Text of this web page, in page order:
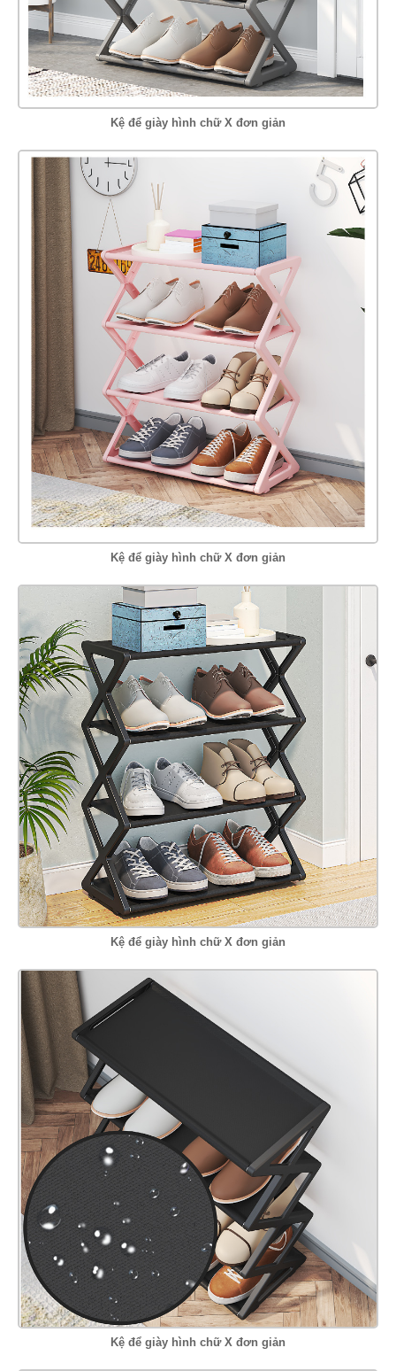
Kệ để giày hình chữ X đơn giản
Kệ để giày hình chữ X đơn giản
Kệ để giày hình chữ X đơn giản
Kệ để giày hình chữ X đơn giản